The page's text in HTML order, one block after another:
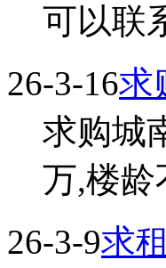
可以联
26-3-16求
求购城
万,楼龄
26-3-9求